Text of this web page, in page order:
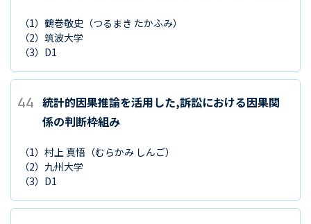
（1） 鶴巻敬史 （つるまき たかふみ）
（2） 筑波大学
（3） D1
44 統計的因果推論を活用した,訴訟における因果関
係の判断枠組み
（1） 村上 真悟 （むらかみ しんご）
（2） 九州大学
（3） D1